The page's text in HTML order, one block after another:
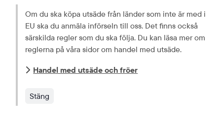
Om du ska köpa utsäde från länder som inte är med i
EU ska du anmäla införseln till oss. Det finns också
särskilda regler som du ska följa. Du kan läsa mer om
reglerna på våra sidor om handel med utsäde.
Handel med utsäde och fröer
Stäng